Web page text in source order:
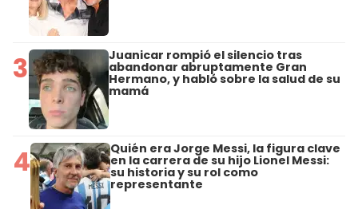
3 Juanicar rompió el silencio tras
abandonar abruptamente Gran
Hermano, y habló sobre la salud de su
mamá
4 Quién era Jorge Messi, la figura clave
en la carrera de su hijo Lionel Messi:
su historia y su rol como
representante